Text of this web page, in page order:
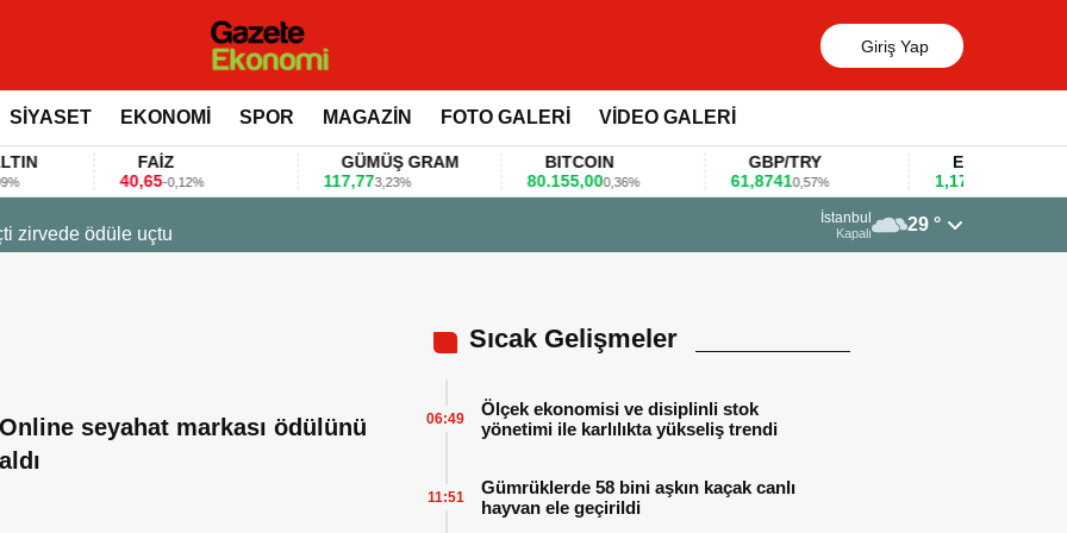
Giriş Yap
SİYASET EKONOMİ SPOR MAGAZİN FOTO GALERİ VİDEO GALERİ
-0,12%
GÜMÜŞ GRAM
117,773,23%
BITCOIN
80.155,000,36%
GBP/TRY
61,87410,57%
EUR/USD
1,17810,47%
değerlendirdi
13 Mart 2026 - 06:55
Huawei KOBİ’ler için yapay zekâ
İstanbul
Kapalı 29 °
Online seyahat markası ödülünü
aldı
Sıcak Gelişmeler
Ölçek ekonomisi ve disiplinli stok
yönetimi ile karlılıkta yükseliş trendi
06:49
Gümrüklerde 58 bini aşkın kaçak canlı
hayvan ele geçirildi
11:51